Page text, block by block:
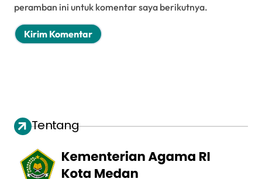
peramban ini untuk komentar saya berikutnya.
Tentang